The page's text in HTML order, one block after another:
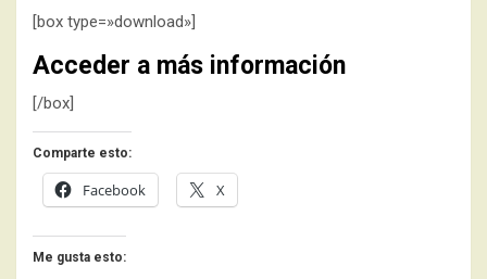
[box type=»download»]
Acceder a más información
[/box]
Comparte esto:
Facebook X
Me gusta esto: